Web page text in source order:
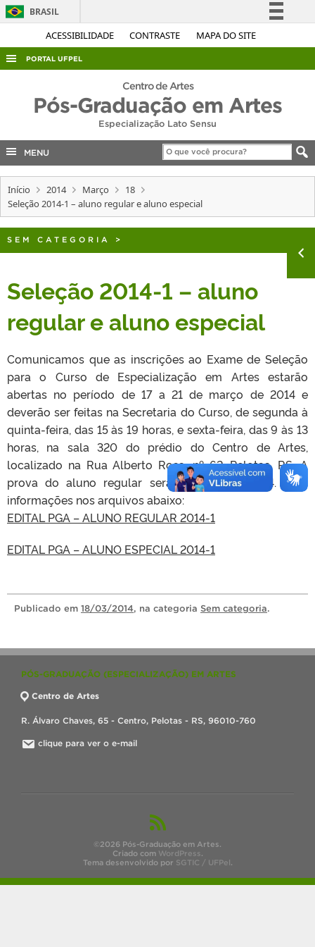
ACESSIBILIDADE CONTRASTE MAPA DO SITE
BRASIL
Simplifique!
Acesso à informação
Canais
PORTAL UFPEL
AUDITORIA
CONCURSOS
EDITAIS
INTERNACIONAL
OUVIDORIA
Centro de Artes
Pós-Graduação em Artes
Especialização Lato Sensu
MENU
Início 2014 Março
18
Seleção 2014-1 – aluno regular e aluno especial
SEM CATEGORIA >
Seleção 2014-1 – aluno
regular e aluno especial
Comunicamos que as inscrições ao Exame de Seleção
para o Curso de Especialização em Artes estarão
abertas no período de 17 a 21 de março de 2014 e
deverão ser feitas na Secretaria do Curso, de segunda à
quinta-feira, das 15 às 19 horas, e sexta-feira, das 9 às 13
horas, na sala 320 do prédio do Centro de Artes,
localizado na Rua Alberto Rosa, nº 62, Pelotas, RS. A
prova do aluno regular será no dia 24/03/14. Mais
informações nos arquivos abaixo:
EDITAL PGA – ALUNO REGULAR 2014-1
EDITAL PGA – ALUNO ESPECIAL 2014-1
Publicado em 18/03/2014, na categoria Sem categoria.
PÓS-GRADUAÇÃO (ESPECIALIZAÇÃO) EM ARTES
Centro de Artes
R. Álvaro Chaves, 65 - Centro, Pelotas - RS, 96010-760
clique para ver o e-mail
©2026 Pós-Graduação em Artes.
Criado com WordPress.
Tema desenvolvido por SGTIC / UFPel.